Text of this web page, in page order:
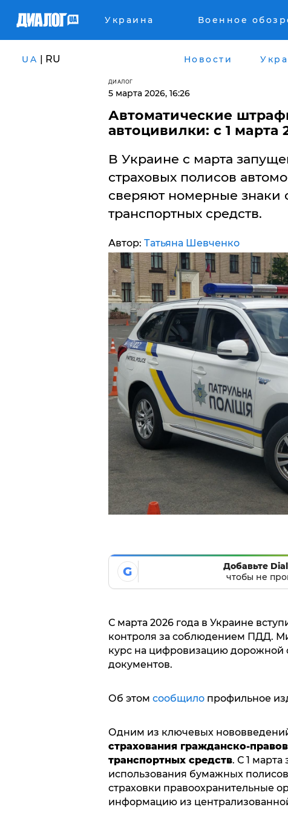
Украина Военное
UA | RU Новости
ДИАЛОГ
5 марта 2026, 16:26
Автоматические
автоцивилки: с 1 марта
​В Украине с марта
страховых полисов
сверяют номерные знаки
транспортных средств.
Автор: Татьяна Шевченко
G
Добавьте
чтобы не
С марта 2026 года в Украине
контроля за соблюдением ПДД.
курс на цифровизацию дорожной
документов.
Об этом сообщилопрофильное
Одним из ключевых
страхования гражданско-
транспортных средств. С 1
использования бумажных
страховки правоохранительные
информацию из